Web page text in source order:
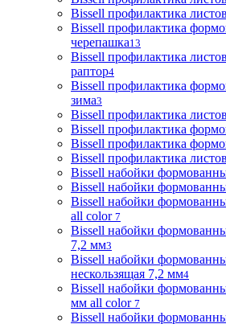
Bissell профилактика
Bissell профилактика
черепашка13
Bissell профилактика
раптор4
Bissell профилактика
зима3
Bissell профилактика
Bissell профилактика
Bissell профилактика
Bissell профилактика
Bissell набойки
Bissell набойки
Bissell набойки
all color 7
Bissell набойки
7,2 мм3
Bissell набойки
нескользящая 7,2 мм4
Bissell набойки
мм all color 7
Bissell набойки